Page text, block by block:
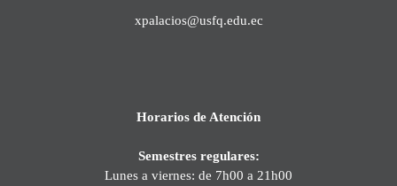
xpalacios@usfq.edu.ec
Horarios de Atención
Semestres regulares:
Lunes a viernes: de 7h00 a 21h00